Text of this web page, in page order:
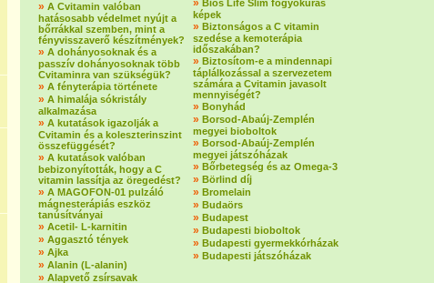
» A Cvitamin valóban
hatásosabb védelmet nyújt a
bőrrákkal szemben, mint a
fényvisszaverő készítmények?
» A dohányosoknak és a
passzív dohányosoknak több
Cvitaminra van szükségük?
» A fényterápia története
» A himalája sókristály
alkalmazása
» A kutatások igazolják a
Cvitamin és a koleszterinszint
összefüggését?
» A kutatások valóban
bebizonyították, hogy a C
vitamin lassítja az öregedést?
» A MAGOFON-01 pulzáló
mágnesterápiás eszköz
tanúsítványai
» Acetil- L-karnitin
» Aggasztó tények
» Ajka
» Alanin (L-alanin)
» Alapvető zsírsavak
» Bios Life Slim fogyókúrás
képek
» Biztonságos a C vitamin
szedése a kemoterápia
időszakában?
» Biztosítom-e a mindennapi
táplálkozással a szervezetem
számára a Cvitamin javasolt
mennyiségét?
» Bonyhád
» Borsod-Abaúj-Zemplén
megyei bioboltok
» Borsod-Abaúj-Zemplén
megyei játszóházak
» Bőrbetegség és az Omega-3
» Börlind díj
» Bromelain
» Budaörs
» Budapest
» Budapesti bioboltok
» Budapesti gyermekkórházak
» Budapesti játszóházak